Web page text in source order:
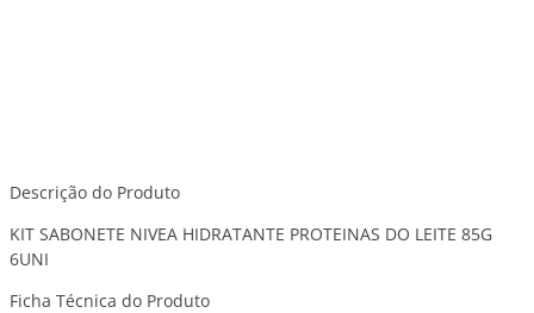
Descrição do Produto
KIT SABONETE NIVEA HIDRATANTE PROTEINAS DO LEITE 85G
6UNI
Ficha Técnica do Produto